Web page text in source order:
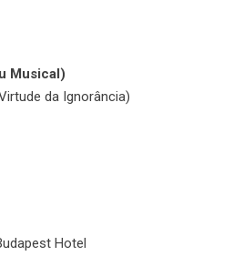
Musical)
da Ignorância)
Hotel